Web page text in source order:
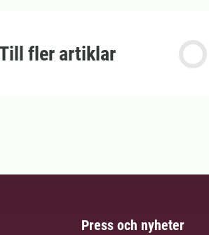
fler artiklar
Press och nyheter